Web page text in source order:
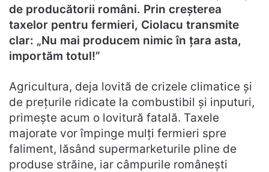
de producătorii români. Prin creșterea
taxelor pentru fermieri, Ciolacu transmite
clar: „Nu mai producem nimic în țara asta,
importăm totul!”
Agricultura, deja lovită de crizele climatice și
de prețurile ridicate la combustibil și inputuri,
primește acum o lovitură fatală. Taxele
majorate vor împinge mulți fermieri spre
faliment, lăsând supermarketurile pline de
produse străine, iar câmpurile românești